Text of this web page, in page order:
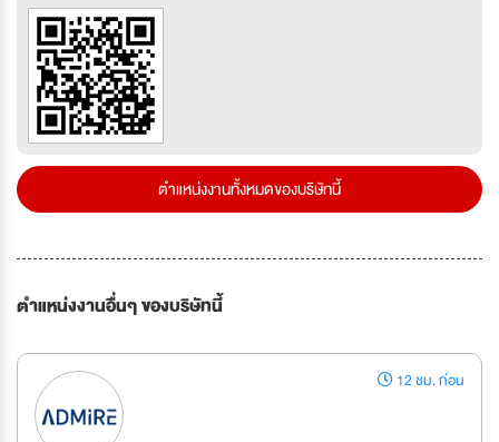
ตำแหน่งงานทั้งหมดของบริษัทนี้
ตำแหน่งงานอื่นๆ ของบริษัทนี้
12 ชม. ก่อน